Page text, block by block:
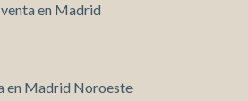
en Madrid
en Madrid Noroeste